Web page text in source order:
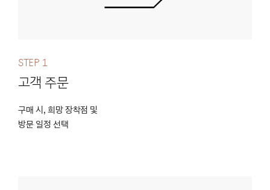
Step 1
고객 주문
구매 시, 희망 장착점 및
방문 일정 선택